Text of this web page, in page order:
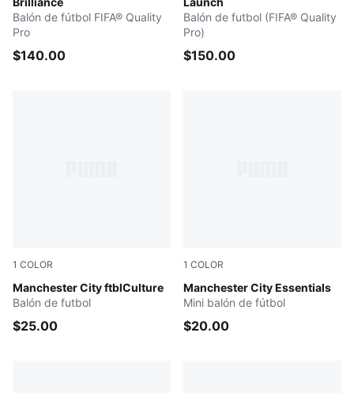
Balón de fútbol FIFA® Quality
Pro
$140.00
Balón de futbol (FIFA® Quality
Pro)
$150.00
1 COLOR
Manchester City ftblCulture
PUMA Navy-Team Light Blue
Balón de futbol
$25.00
1 COLOR
Manchester City Essentials
PUMA Navy-Team Light Blue
Mini balón de fútbol
$20.00